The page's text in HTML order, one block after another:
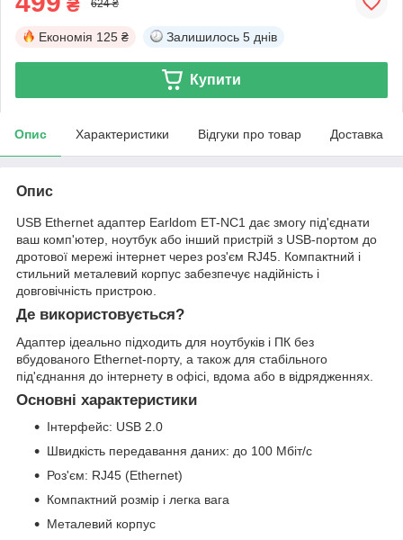
₴ 624 ₴
Економія 125 ₴ Залишилось 5 днів
Купити
Опис Характеристики Відгуки про товар Доставка
Опис
USB Ethernet адаптер Earldom ET-NC1 дає змогу під'єднати
ваш комп'ютер, ноутбук або інший пристрій з USB-портом до
дротової мережі інтернет через роз'єм RJ45. Компактний і
стильний металевий корпус забезпечує надійність і
довговічність пристрою.
Де використовується?
Адаптер ідеально підходить для ноутбуків і ПК без
вбудованого Ethernet-порту, а також для стабільного
під'єднання до інтернету в офісі, вдома або в відрядженнях.
Основні характеристики
Інтерфейс: USB 2.0
Швидкість передавання даних: до 100 Мбіт/с
Роз'єм: RJ45 (Ethernet)
Компактний розмір і легка вага
Металевий корпус